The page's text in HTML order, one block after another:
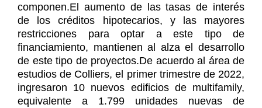
componen.El aumento de las tasas de interés
de los créditos hipotecarios, y las mayores
restricciones para optar a este tipo de
financiamiento, mantienen al alza el desarrollo
de este tipo de proyectos.De acuerdo al área de
estudios de Colliers, el primer trimestre de 2022,
ingresaron 10 nuevos edificios de multifamily,
equivalente a 1.799 unidades nuevas de